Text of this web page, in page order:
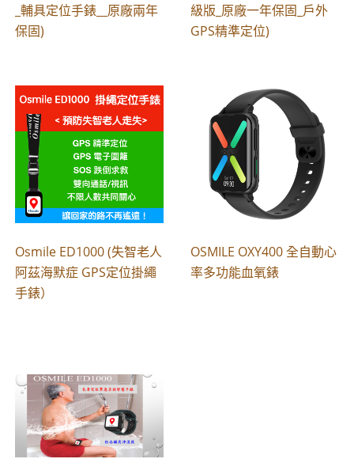
_輔具定位手錶__原廠兩年
保固)
級版_原廠一年保固_戶外
GPS精準定位)
Osmile ED1000 (失智老人
阿茲海默症 GPS定位掛繩
手錶）
OSMILE OXY400 全自動心
率多功能血氧錶